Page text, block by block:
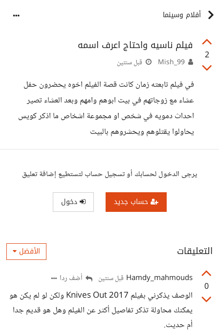
أفلام وسينما
2
فيلم ناسيه واحتاج اعرف اسمه
قبل سنتين
في فيلم تابعته زمان كانت قصة الفيلم اخوه يحضرون حفل
عشاء مع زوجاتهم في بيت ابوهم وامهم وبعد العشاء تصير
احداث دمويه في شخص او مجموعة اشخاص ما اذكر كويس
يحاولوا يقتلوهم ويحشروهم بالبيت
يرجى الدخول لحسابك أو تسجيل حساب لتستطيع إضافة تعليق
حساب جديد دخول
التعليقات الأفضل
0
Hamdy_mahmouds قبل سنتين أضف ردا
الوصف يذكرني بفيلم Knives Out 2017 ولكن لو لم يكن هو
يمكنك محاولة تذكر تفاصيل أكثر عن الفيلم وهل هو قديم جدا
أم حديث.